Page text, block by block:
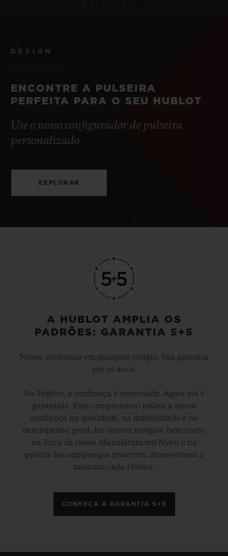
DESIGN
ENCONTRE A PULSEIRA
PERFEITA PARA O SEU HUBLOT
Use o nosso configurador de pulseira
personalizado
EXPLORAR
A HUBLOT AMPLIA OS
PADRÕES: GARANTIA 5+5
Nossa confiança em qualquer relógio. Sua garantia
por 10 anos.
Na Hublot, a confiança é construída. Agora ela é
garantida. Este compromisso reflete a nossa
confiança na qualidade, na durabilidade e no
desempenho geral dos nossos relógios, bem como
na força da nossa Manufatura em Nyon e na
perícia das equipes que projetam, desenvolvem e
montam cada Hublot.
CONHEÇA A GARANTIA 5+5